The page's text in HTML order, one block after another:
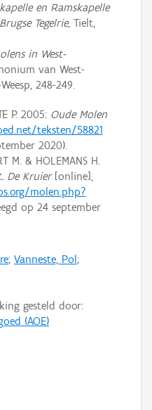
en Ramskapelle
Tegelrie, Tielt,
in West-
van West-
248-249.
P. 2005: Oude Molen
teksten/58821
2020).
M. & HOLEMANS H.
De Kruier [online],
molen.php?
op 24 september
; Vanneste, Pol;
gesteld door:
(AOE)